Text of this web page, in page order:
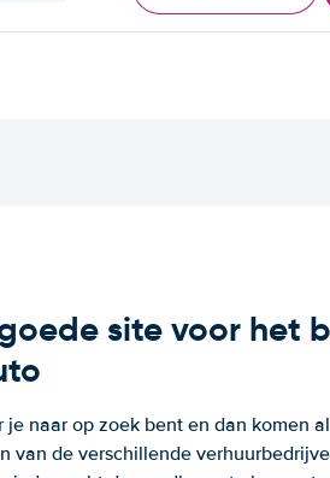
site voor het
naar op zoek bent en dan komen
van de verschillende